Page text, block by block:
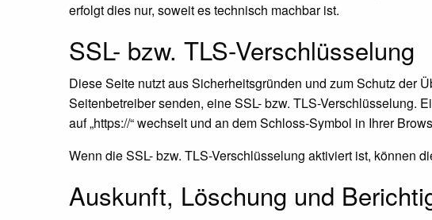
erfolgt dies nur, soweit es technisch machbar ist.
SSL- bzw. TLS-Verschlüsselung
Diese Seite nutzt aus Sicherheitsgründen und zum Schutz der
Seitenbetreiber senden, eine SSL- bzw. TLS-Verschlüsselung.
auf „https://“ wechselt und an dem Schloss-Symbol in Ihrer
Wenn die SSL- bzw. TLS-Verschlüsselung aktiviert ist, können
Auskunft, Löschung und